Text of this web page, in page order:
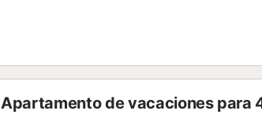
disfrutar del entorno. Podéis aparcar en la calle
Apartamento de vacaciones para